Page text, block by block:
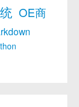
OE商